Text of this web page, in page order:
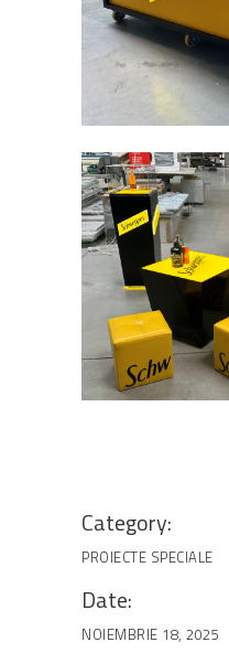
Category:
PROIECTE SPECIALE
Date:
NOIEMBRIE 18, 2025